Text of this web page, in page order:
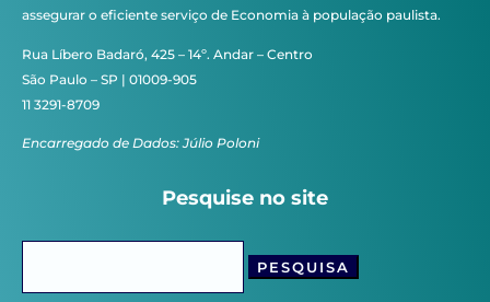
assegurar o eficiente serviço de Economia à população paulista.
Rua Líbero Badaró, 425 – 14º. Andar – Centro
São Paulo – SP | 01009-905
11 3291-8709
Encarregado de Dados: Júlio Poloni
Pesquise no site